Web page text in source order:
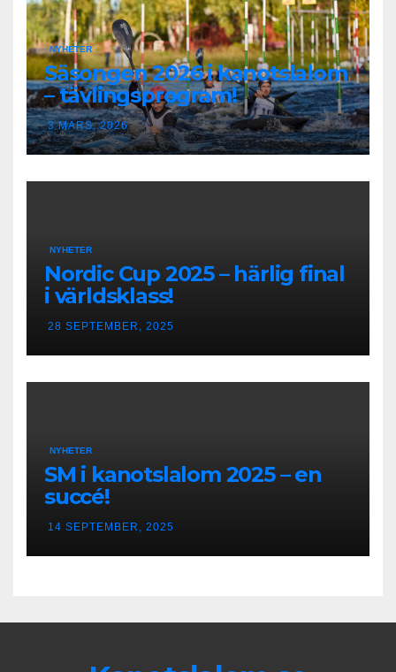
NYHETER
Säsongen 2026 i kanotslalom
– tävlingsprogram!
3 MARS, 2026
NYHETER
Nordic Cup 2025 – härlig final
i världsklass!
28 SEPTEMBER, 2025
NYHETER
SM i kanotslalom 2025 – en
succé!
14 SEPTEMBER, 2025